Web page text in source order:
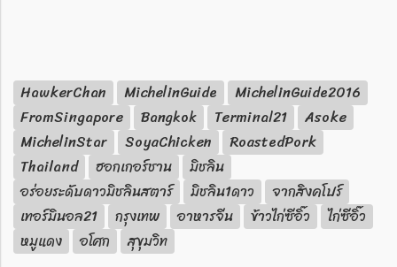
HawkerChan MichelinGuide
MichelinGuide2016
FromSingapore
Bangkok Terminal21
Asoke
MichelinStar
SoyaChicken
RoastedPork
Thailand
ฮอกเกอร์ชาน
มิชลิน
อร่อยระดับดาวมิชลินสตาร์
มิชลิน1ดาว
จากสิงคโปร์
เทอร์มินอล21
กรุงเทพ อาหารจีน ข้าวไก่ซีอิ๊ว
ไก่ซีอิ๊ว
หมูแดง
อโศก สุขุมวิท